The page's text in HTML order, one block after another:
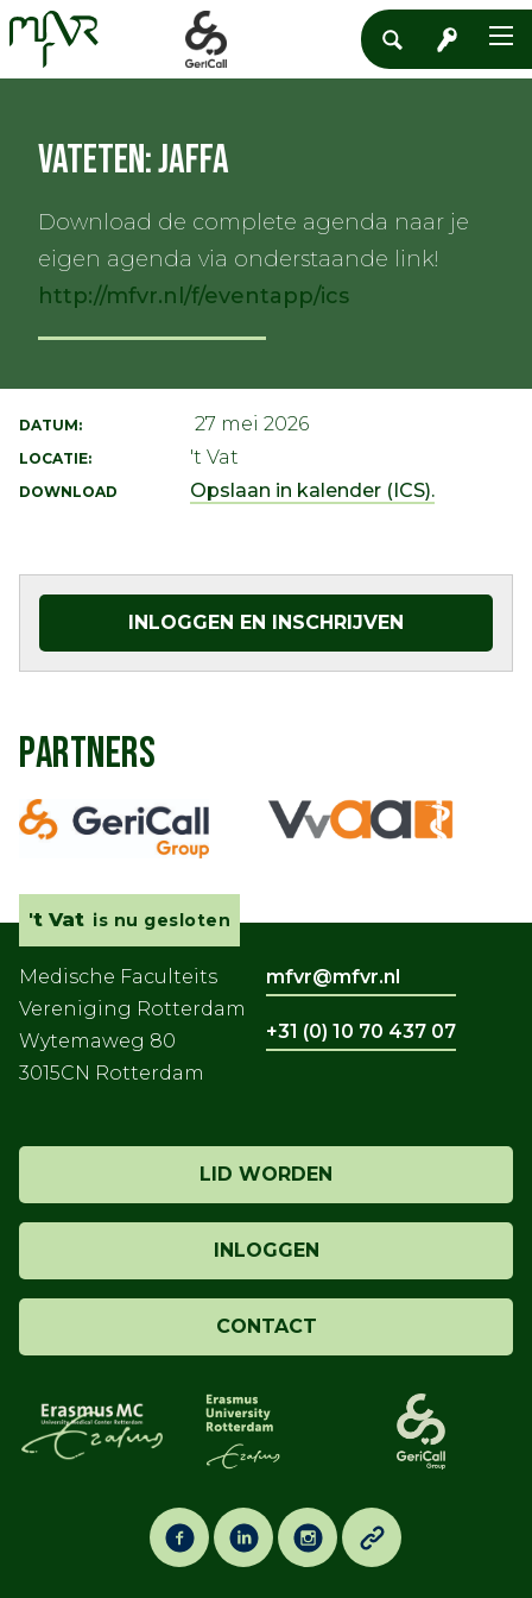
Vateten: Jaffa
Download de complete agenda naar je
eigen agenda via onderstaande link!
http://mfvr.nl/f/eventapp/ics
DATUM: 27 mei 2026
LOCATIE: 't Vat
DOWNLOAD Opslaan in kalender (ICS).
INLOGGEN EN INSCHRIJVEN
PARTNERS
't Vat is nu gesloten
Medische Faculteits
Vereniging Rotterdam
Wytemaweg 80
3015CN Rotterdam
LID WORDEN
INLOGGEN
CONTACT
mfvr@mfvr.nl
+31 (0) 10 70 437 07